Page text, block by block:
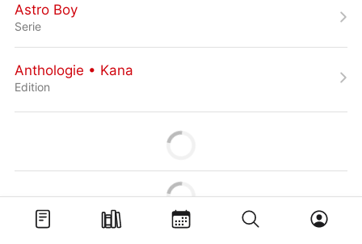
Astro Boy
Serie
Anthologie • Kana
Edition